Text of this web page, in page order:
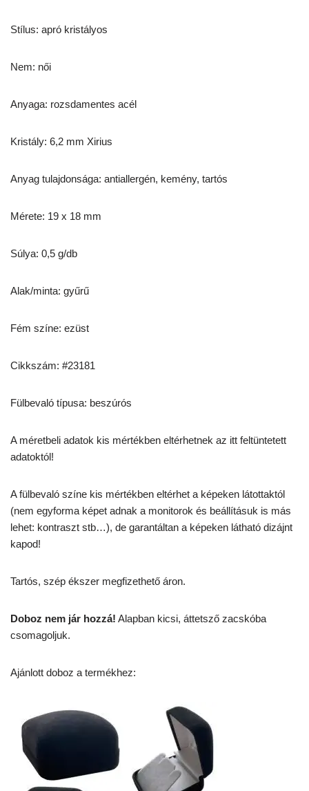
Stílus: apró kristályos
Nem: női
Anyaga: rozsdamentes acél
Kristály: 6,2 mm Xirius
Anyag tulajdonsága: antiallergén, kemény, tartós
Mérete: 19 x 18 mm
Súlya: 0,5 g/db
Alak/minta: gyűrű
Fém színe: ezüst
Cikkszám: #23181
Fülbevaló típusa: beszúrós
A méretbeli adatok kis mértékben eltérhetnek az itt feltüntetett
adatoktól!
A fülbevaló színe kis mértékben eltérhet a képeken látottaktól
(nem egyforma képet adnak a monitorok és beállításuk is más
lehet: kontraszt stb…), de garantáltan a képeken látható dizájnt
kapod!
Tartós, szép ékszer megfizethető áron.
Doboz nem jár hozzá! Alapban kicsi, áttetsző zacskóba
csomagoljuk.
Ajánlott doboz a termékhez: